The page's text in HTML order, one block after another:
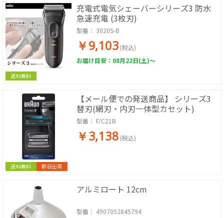
送料無料
充電式電気シェーバーシリーズ3 防水
急速充電 (3枚刃)
型番： 3020S-B
￥9,103 (税込)
お届け目安：08月22日(土)～
送料無料 即日出荷
【メール便での発送商品】 シリーズ3
替刃(網刃・内刃一体型カセット)
型番： F/C21B
￥3,138 (税込)
アルミロート 12cm
型番： 4907052845794